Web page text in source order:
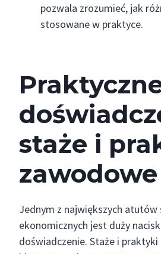
pozwala zrozumieć, jak
stosowane w praktyce.
staże i
zawodowe
Jednym z największych atutów
ekonomicznych jest duży
doświadczenie. Staże i